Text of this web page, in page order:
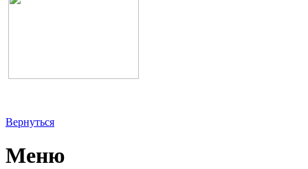
Вернуться
Меню